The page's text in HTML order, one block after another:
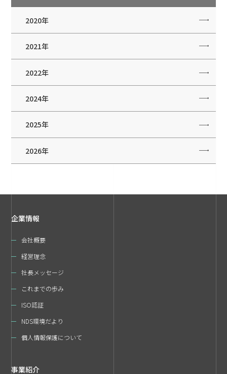
2020年
2021年
2022年
2024年
2025年
2026年
企業情報
会社概要
経営理念
社長メッセージ
これまでの歩み
ISO認証
NDS環境だより
個人情報保護について
事業紹介